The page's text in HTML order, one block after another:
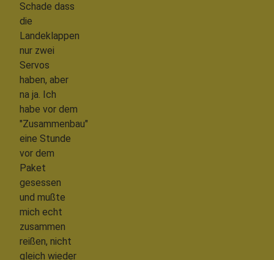
Schade dass
die
Landeklappen
nur zwei
Servos
haben, aber
na ja. Ich
habe vor dem
"Zusammenbau"
eine Stunde
vor dem
Paket
gesessen
und mußte
mich echt
zusammen
reißen, nicht
gleich wieder